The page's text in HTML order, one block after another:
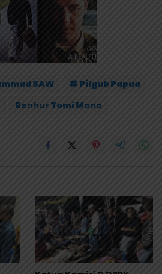
SAW
# Pilgub Papua
Benhur Tomi Mano